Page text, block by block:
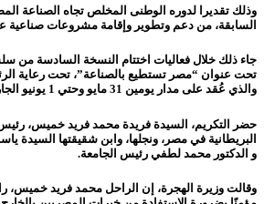
وذلك تقديرا لدوره الوطنى المخلص تجاه الصناعة
السابقة، من دعم وتطوير وإقامة مشروعات صناعية
جاء ذلك خلال فعاليات اختتام النسخة السادسة من
تحت عنوان “مصر تستطيع بالصناعة”، تحت رعاية
والذي عُقد على مدار يومين 31 مايو وحتي 1 يونيو الجاري.
حضر التكريم، السيدة فريدة محمد فريد خميس،
البريطانية في مصر، ونجلها، وابن شقيقتها السيدة
و الدكتور محمد لطفي رئيس الجامعة.
وقالت وزيرة الهجرة، إن الراحل محمد فريد خميس،